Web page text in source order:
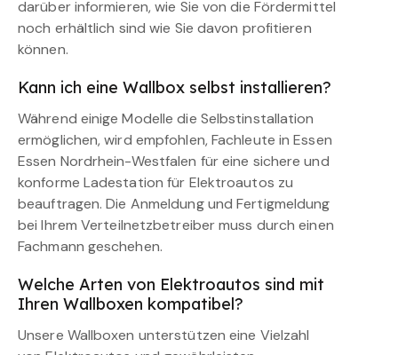
darüber informieren, wie Sie von die Fördermittel
noch erhältlich sind wie Sie davon profitieren
können.
Kann ich eine Wallbox selbst installieren?
Während einige Modelle die Selbstinstallation
ermöglichen, wird empfohlen, Fachleute in Essen
Essen Nordrhein-Westfalen für eine sichere und
konforme Ladestation für Elektroautos zu
beauftragen. Die Anmeldung und Fertigmeldung
bei Ihrem Verteilnetzbetreiber muss durch einen
Fachmann geschehen.
Welche Arten von Elektroautos sind mit
Ihren Wallboxen kompatibel?
Unsere Wallboxen unterstützen eine Vielzahl